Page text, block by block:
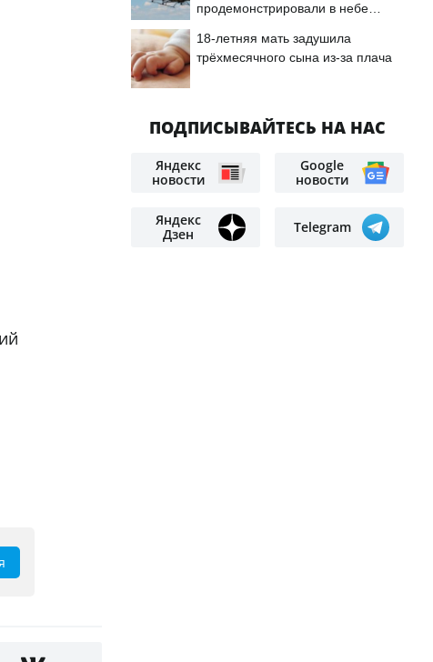
продемонстрировали в небе
18-летняя мать задушила
трёхмесячного сына из-за плача
ПОДПИСЫВАЙТЕСЬ НА НАС
Яндекс
новости
Google
новости
Яндекс
Дзен
Telegram